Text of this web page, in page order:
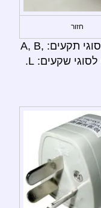
חזור
מתאם זה מאפשר לך להשתמש בסוגי תקעים: A, B,